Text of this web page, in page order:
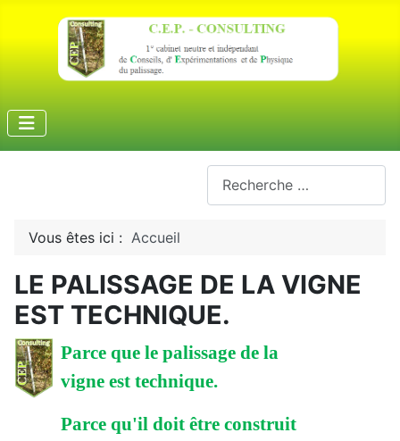
Vous êtes ici : Accueil
LE PALISSAGE DE LA VIGNE
EST TECHNIQUE.
Parce que le palissage de la
vigne est technique.
Parce qu'il doit être construit